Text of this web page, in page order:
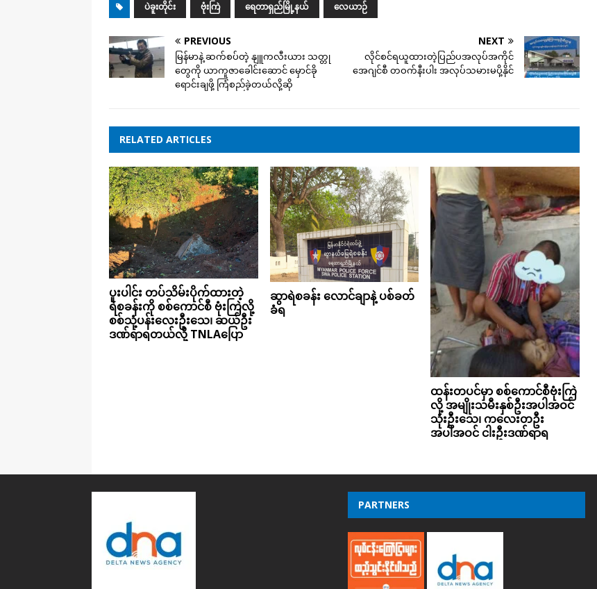
ပဲခူးတိုင်း ဗုံးကြဲ ရေတာရှည်မြို့နယ် လေယာဉ်
PREVIOUS
မြန်မာနဲ့ ဆက်စပ်တဲ့ နျူကလီးယား သတ္တု
တွေကို ယာကူဇာခေါင်းဆောင် မှောင်ခို
ရောင်းချဖို့ ကြံစည်ခဲ့တယ်လို့ဆို
NEXT
လိုင်စင်ရယူထားတဲ့ပြည်ပအလုပ်အကိုင်
အေဂျင်စီ တဝက်နီးပါး အလုပ်သမားမပို့နိုင်
RELATED ARTICLES
ပူးပါင်း တပ်သိမ်းပိုက်ထားတဲ့
ရဲစခန်းကို စစ်ကောင်စီ ဗုံးကြဲလို့
စစ်သုံ့ပန်းလေးဦးသေ၊ ဆယ်ဦး
ဒဏ်ရာရတယ်လို့ TNLAပြော
ဆွာရဲစခန်း လောင်ချာနဲ့ ပစ်ခတ်
ခံရ
ထန်းတပင်မှာ စစ်ကောင်စီဗုံးကြဲ
လို့ အမျိုးသမီးနှစ်ဦးအပါအဝင်
သုံးဦးသေ၊ ကလေးတဦး
အပါအဝင် ငါးဦးဒဏ်ရာရ
PARTNERS